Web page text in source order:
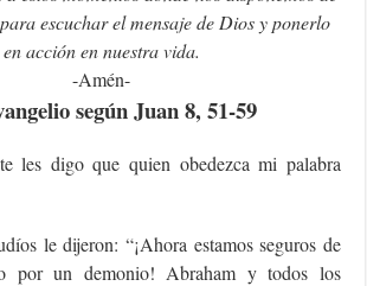
escuchar el mensaje de Dios y ponerlo
en acción en nuestra vida.
-Amén-
según Juan 8, 51-59
les digo que quien obedezca mi palabra
le dijeron: “¡Ahora estamos seguros de
por un demonio! Abraham y todos los